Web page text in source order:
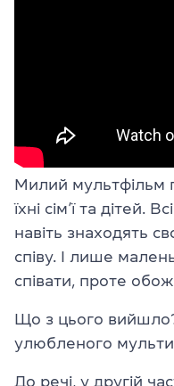
Милий мультфільм
їхні сім’ї та дітей.
навіть знаходять
співу. І лише
співати, проте
Що з цього
улюбленого
До речі, у другій